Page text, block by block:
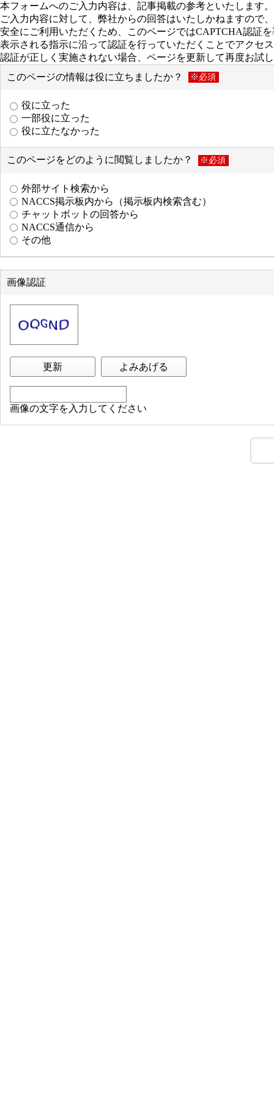
本フォームへのご入力内容は、記事掲載の参考といたします。
ご入力内容に対して、弊社からの回答はいたしかねますので
安全にご利用いただくため、このページではCAPTCHA認証
表示される指示に沿って認証を行っていただくことでアクセ
認証が正しく実施されない場合、ページを更新して再度お試
このページの情報は役に立ちましたか？
※必須
役に立った
一部役に立った
役に立たなかった
このページをどのように閲覧しましたか？ ※必須
外部サイト検索から
NACCS掲示板内から（掲示板内検索含む）
チャットボットの回答から
NACCS通信から
その他
画像認証
更新 よみあげる
画像の文字を入力してください